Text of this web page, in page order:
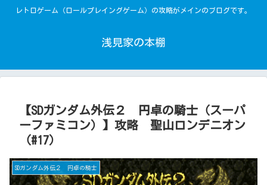
レトロゲーム（ロールプレイングゲーム）の攻略がメインのブログです。
浅見家の本棚
【SDガンダム外伝２ 円卓の騎士（スーパ
ーファミコン）】攻略 聖山ロンデニオン
（#17）
SDガンダム外伝２ 円卓の騎士